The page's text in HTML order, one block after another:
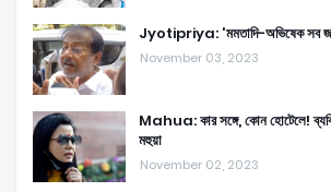
Jyotipriya: 'মমতাদি-অভিষেক সব
November 03, 2023
Mahua: কার সঙ্গে, কোন হোটেলে!
মহুয়া
November 02, 2023